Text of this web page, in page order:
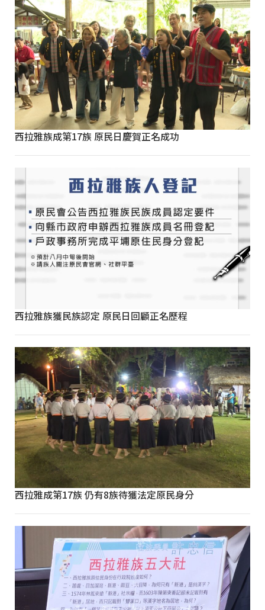
西拉雅族成第17族 原民日慶賀正名成功
西拉雅族獲民族認定 原民日回顧正名歷程
西拉雅成第17族 仍有8族待獲法定原民身分